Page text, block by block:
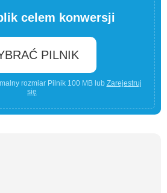
celem konwersji
PILNIK
rozmiar Pilnik 100 MB lub Zarejestruj
się